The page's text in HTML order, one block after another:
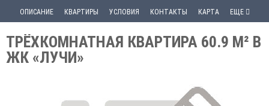
ОПИСАНИЕ КВАРТИРЫ УСЛОВИЯ КОНТАКТЫ КАРТА ЕЩЕ
ТРЁХКОМНАТНАЯ КВАРТИРА 60.9 М² В
ЖК «ЛУЧИ»